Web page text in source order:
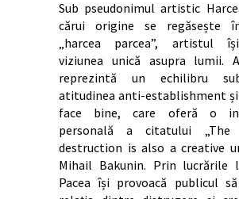
Sub pseudonimul artistic
cărui origine se regăsește
„harcea parcea”, artistul
viziunea unică asupra lumii.
reprezintă un echilibru
atitudinea anti-establishment și
face bine, care oferă o
personală a citatului
destruction is also a creative
Mihail Bakunin. Prin lucrările
Pacea își provoacă publicul